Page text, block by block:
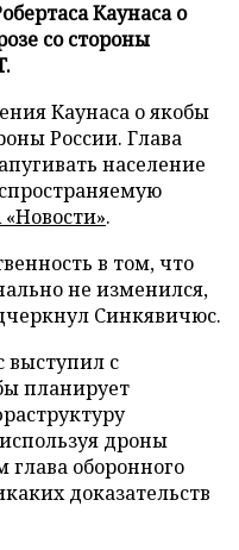
Каунаса о
со стороны
Каунаса о якобы
России. Глава
население
.
в том, что
не изменился,
Синкявичюс.
выступил с
планирует
дроны
оборонного
доказательств